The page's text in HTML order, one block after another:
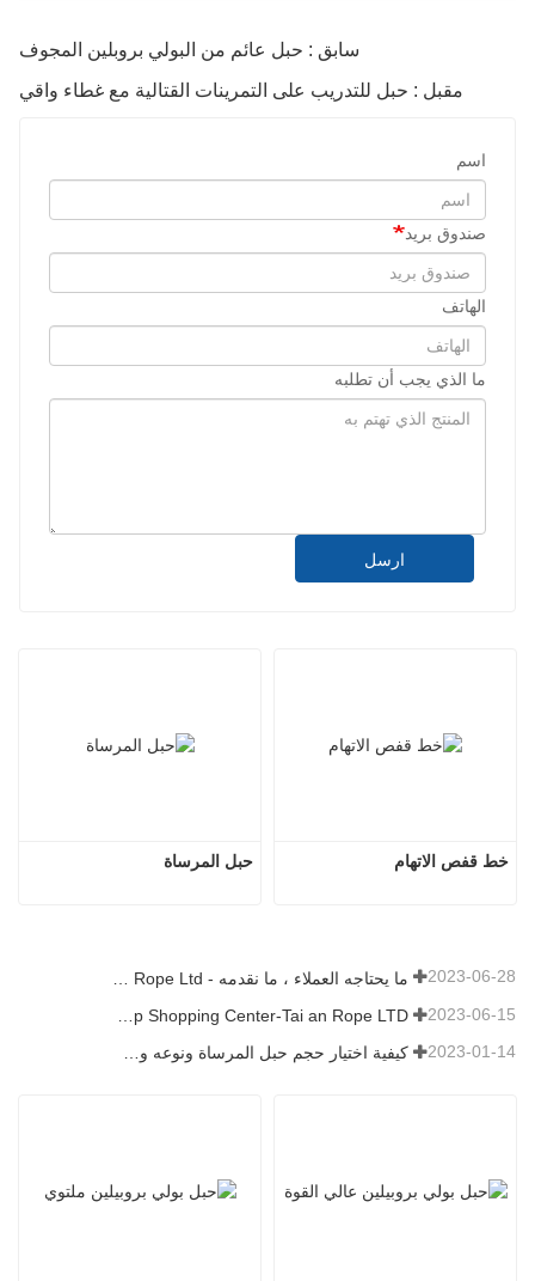
سابق : حبل عائم من البولي بروبلين المجوف
مقبل : حبل للتدريب على التمرينات القتالية مع غطاء واقي
اسم
صندوق بريد
الهاتف
ما الذي يجب أن تطلبه
ارسل
حبل المرساة خط قفص الاتهام
2023-06-28
2023-06-15
كيفية اختيار حجم حبل المرساة ونوعه وطوله والمزيد？ 2023-01-14